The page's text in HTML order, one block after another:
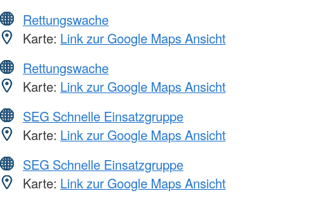
Rettungswache
Karte: Link zur Google Maps Ansicht
Rettungswache
Karte: Link zur Google Maps Ansicht
SEG Schnelle Einsatzgruppe
Karte: Link zur Google Maps Ansicht
SEG Schnelle Einsatzgruppe
Karte: Link zur Google Maps Ansicht